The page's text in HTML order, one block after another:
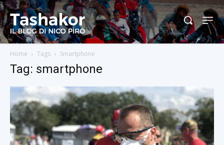
Home Tags Smartphone
Tag: smartphone